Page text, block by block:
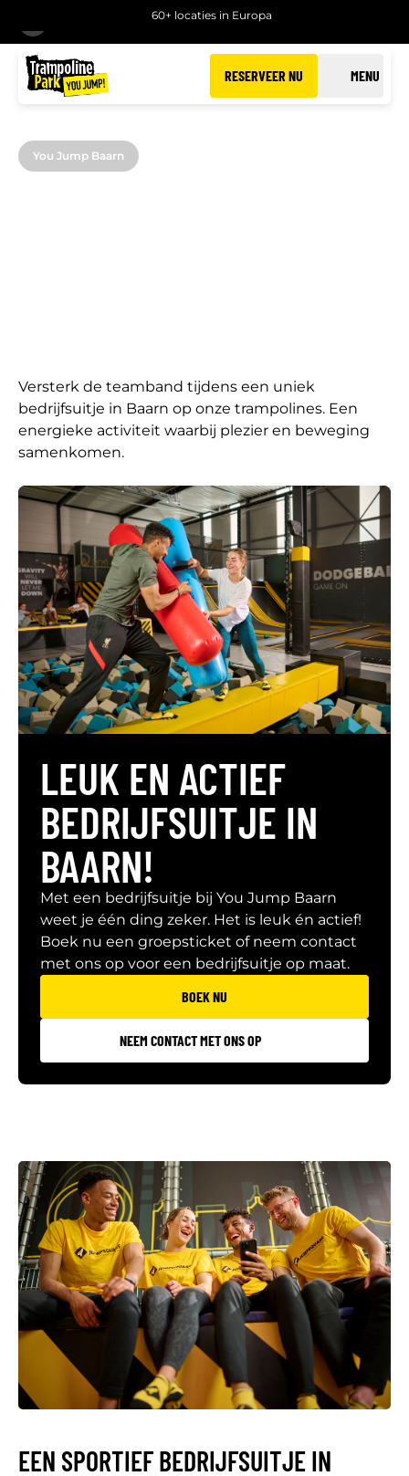
60+ locaties in Europa
RESERVEER NU MENU
You Jump Baarn
Versterk de teamband tijdens een uniek
bedrijfsuitje in Baarn op onze trampolines. Een
energieke activiteit waarbij plezier en beweging
samenkomen.
LEUK EN ACTIEF
BEDRIJFSUITJE IN
BAARN!
Met een bedrijfsuitje bij You Jump Baarn
weet je één ding zeker. Het is leuk én actief!
Boek nu een groepsticket of neem contact
met ons op voor een bedrijfsuitje op maat.
BOEK NU
NEEM CONTACT MET ONS OP
EEN SPORTIEF BEDRIJFSUITJE IN